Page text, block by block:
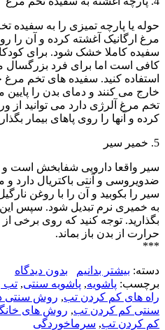
حوله یا پارچه تمیزی را به سفیده
مرغ ارگانیک آغشته کرده و آن را
سفیده کاملا خشک شود. برای
کافی است اما برای فرد بزرگسال می
استفاده کنید. سفیده های تخم مرغ
خارج می کنند و دمای بدن را پایین
تخم مرغ آلرژی دارد می توانید از
کرده و آنها را روی پاهای بیمار
5. خمیر سیر
سیر واقعا دارویی شفابخش است
ضدویروسی و آنتی باکتریال دارد
سیر را بکوبید و آن را با روغن
به خمیری نرم تبدیل شود. سپس
بگذارید. توجه کنید که روی برخی
حرارت از بدن باز بماند.
***
دسته: بیشتر بدانیم
بدون دیدگاه
برچسب: پاشویه, پاشویه سنتی, تب
راه های کم کردن تب, روش سنتی
سنتی کم کردن تب, روش های
کم کردن تب, سرماخوردگی